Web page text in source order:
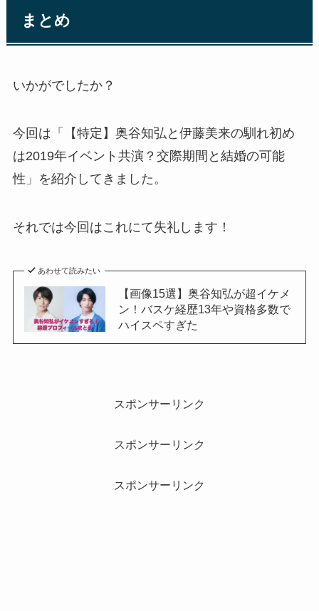
まとめ
いかがでしたか？
今回は「【特定】奥谷知弘と伊藤美来の馴れ初め
は2019年イベント共演？交際期間と結婚の可能
性」を紹介してきました。
それでは今回はこれにて失礼します！
あわせて読みたい
【画像15選】奥谷知弘が超イケメ
ン！バスケ経歴13年や資格多数で
ハイスペすぎた
スポンサーリンク
スポンサーリンク
スポンサーリンク